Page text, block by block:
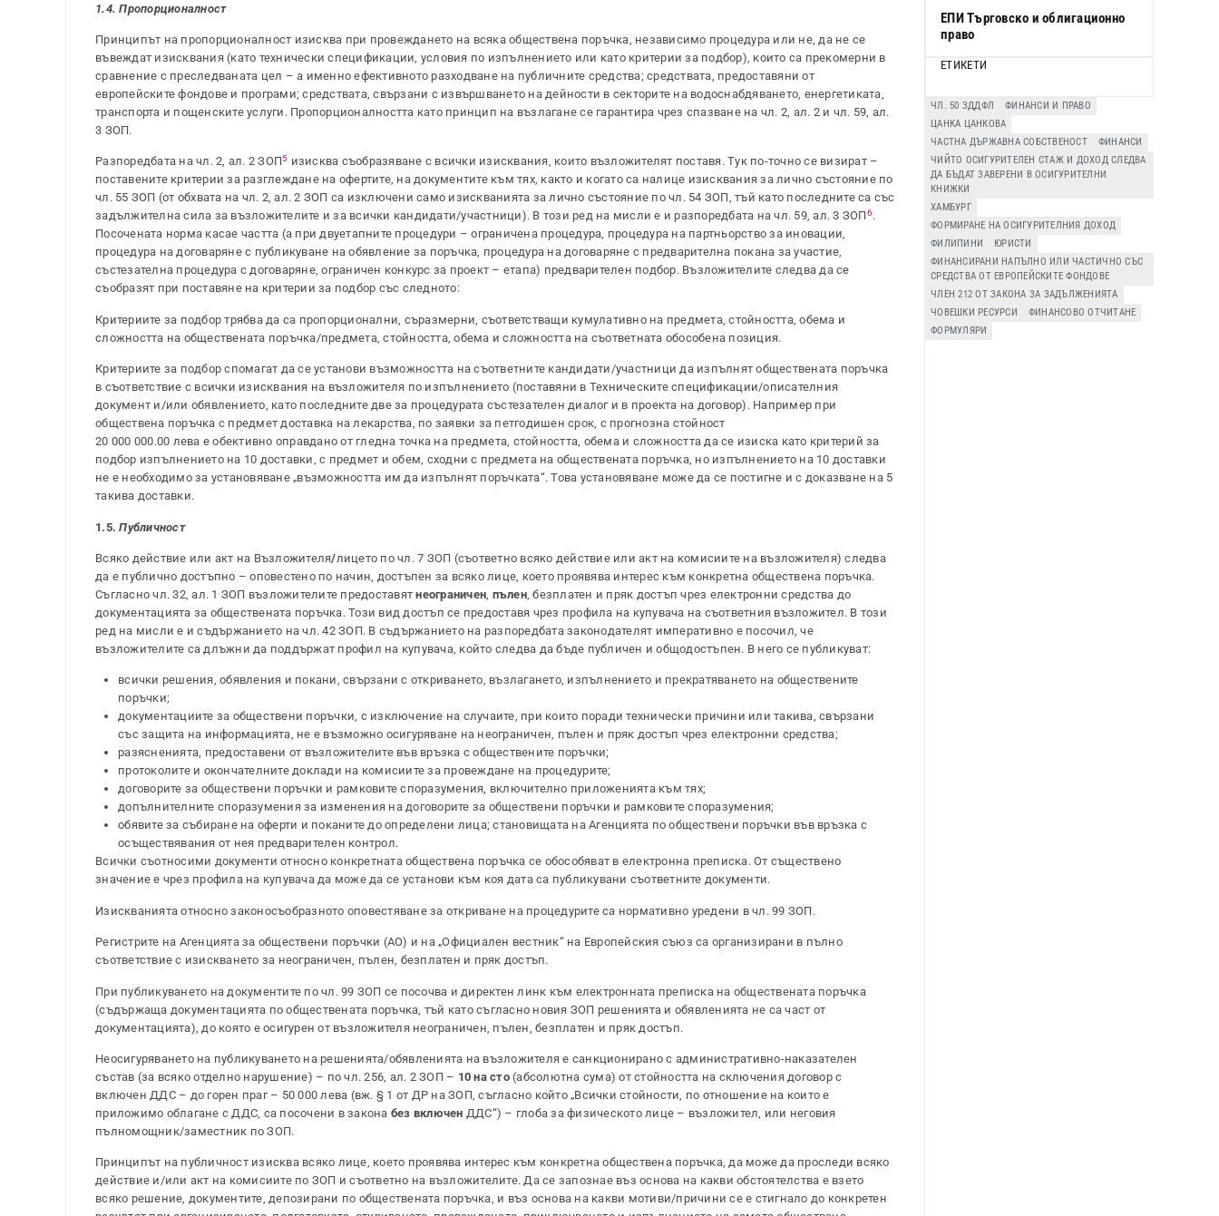
1.4. Пропорционалност
Принципът на пропорционалност изисква при провеждането на всяка обществена поръчка, независимо процедура или не, да не се
въвеждат изисквания (като технически спецификации, условия по изпълнението или като критерии за подбор), които са прекомерни в
сравнение с преследваната цел – а именно ефективното разходване на публичните средства; средствата, предоставяни от
европейските фондове и програми; средствата, свързани с извършването на дейности в секторите на водоснабдяването, енергетиката,
транспорта и пощенските услуги. Пропорционалността като принцип на възлагане се гарантира чрез спазване на чл. 2, ал. 2 и чл. 59, ал.
3 ЗОП.
Разпоредбата на чл. 2, ал. 2 ЗОП5 изисква съобразяване с всички изисквания, които възложителят поставя. Тук по-точно се визират –
поставените критерии за разглеждане на офертите, на документите към тях, както и когато са налице изисквания за лично състояние по
чл. 55 ЗОП (от обхвата на чл. 2, ал. 2 ЗОП са изключени само изискванията за лично състояние по чл. 54 ЗОП, тъй като последните са със
задължителна сила за възложителите и за всички кандидати/участници). В този ред на мисли е и разпоредбата на чл. 59, ал. 3 ЗОП6.
Посочената норма касае частта (а при двуетапните процедури – ограничена процедура, процедура на партньорство за иновации,
процедура на договаряне с публикуване на обявление за поръчка, процедура на договаряне с предварителна покана за участие,
състезателна процедура с договаряне, ограничен конкурс за проект – етапа) предварителен подбор. Възложителите следва да се
съобразят при поставяне на критерии за подбор със следното:
Критериите за подбор трябва да са пропорционални, съразмерни, съответстващи кумулативно на предмета, стойността, обема и
сложността на обществената поръчка/предмета, стойността, обема и сложността на съответната обособена позиция.
Критериите за подбор спомагат да се установи възможността на съответните кандидати/участници да изпълнят обществената поръчка
в съответствие с всички изисквания на възложителя по изпълнението (поставяни в Техническите спецификации/описателния
документ и/или обявлението, като последните две за процедурата състезателен диалог и в проекта на договор). Например при
обществена поръчка с предмет доставка на лекарства, по заявки за петгодишен срок, с прогнозна стойност
20 000 000.00 лева е обективно оправдано от гледна точка на предмета, стойността, обема и сложността да се изиска като критерий за
подбор изпълнението на 10 доставки, с предмет и обем, сходни с предмета на обществената поръчка, но изпълнението на 10 доставки
не е необходимо за установяване „възможността им да изпълнят поръчката“. Това установяване може да се постигне и с доказване на 5
такива доставки.
1.5.Публичност
Всяко действие или акт на Възложителя/лицето по чл. 7 ЗОП (съответно всяко действие или акт на комисиите на възложителя) следва
да е публично достъпно – оповестено по начин, достъпен за всяко лице, което проявява интерес към конкретна обществена поръчка.
Съгласно чл. 32, ал. 1 ЗОП възложителите предоставятнеограничен пълен, безплатен и пряк достъп чрез електронни средства до
документацията за обществената поръчка. Този вид достъп се предоставя чрез профила на купувача на съответния възложител. В този
ред на мисли е и съдържанието на чл. 42 ЗОП. В съдържанието на разпоредбата законодателят императивно е посочил, че
възложителите са длъжни да поддържат профил на купувача, който следва да бъде публичен и общодостъпен. В него се публикуват:
всички решения, обявления и покани, свързани с откриването, възлагането, изпълнението и прекратяването на обществените
поръчки;
документациите за обществени поръчки, с изключение на случаите, при които поради технически причини или такива, свързани
със защита на информацията, не е възможно осигуряване на неограничен, пълен и пряк достъп чрез електронни средства;
разясненията, предоставени от възложителите във връзка с обществените поръчки;
протоколите и окончателните доклади на комисиите за провеждане на процедурите;
договорите за обществени поръчки и рамковите споразумения, включително приложенията към тях;
допълнителните споразумения за изменения на договорите за обществени поръчки и рамковите споразумения;
обявите за събиране на оферти и поканите до определени лица; становищата на Агенцията по обществени поръчки във връзка с
осъществявания от нея предварителен контрол.
Всички съотносими документи относно конкретната обществена поръчка се обособяват в електронна преписка. От съществено
значение е чрез профила на купувача да може да се установи към коя дата са публикувани съответните документи.
Изискванията относно законосъобразното оповестяване за откриване на процедурите са нормативно уредени в чл. 99 ЗОП.
Регистрите на Агенцията за обществени поръчки (АО) и на „Официален вестник“ на Европейския съюз са организирани в пълно
съответствие с изискването за неограничен, пълен, безплатен и пряк достъп.
При публикуването на документите по чл. 99 ЗОП се посочва и директен линк към електронната преписка на обществената поръчка
(съдържаща документацията по обществената поръчка, тъй като съгласно новия ЗОП решенията и обявленията не са част от
документацията), до която е осигурен от възложителя неограничен, пълен, безплатен и пряк достъп.
Неосигуряването на публикуването на решенията/обявленията на възложителя е санкционирано с административно-наказателен
състав (за всяко отделно нарушение) – по чл. 256, ал. 2 ЗОП – 10 на сто(абсолютна сума) от стойността на сключения договор с
включен ДДС – до горен праг – 50 000 лева (вж. § 1 от ДР на ЗОП, съгласно който „Всички стойности, по отношение на които е
приложимо облагане с ДДС, са посочени в закона без включен ДДС“) – глоба за физическото лице – възложител, или неговия
пълномощник/заместник по ЗОП.
Принципът на публичност изисква всяко лице, което проявява интерес към конкретна обществена поръчка, да може да проследи всяко
действие и/или акт на комисиите по ЗОП и съответно на възложителите. Да се запознае въз основа на какви обстоятелства е взето
всяко решение, документите, депозирани по обществената поръчка, и въз основа на какви мотиви/причини се е стигнало до конкретен
ЕПИ Търговско и облигационно
право
ЕТИКЕТИ
ЧЛ. 50 ЗДДФЛ
ФИНАНСИ И ПРАВО
ЦАНКА ЦАНКОВА
ЧАСТНА ДЪРЖАВНА СОБСТВЕНОСТ
ФИНАНСИ
ЧИЙТО ОСИГУРИТЕЛЕН СТАЖ И ДОХОД СЛЕДВА
ДА БЪДАТ ЗАВЕРЕНИ В ОСИГУРИТЕЛНИ
КНИЖКИ
ХАМБУРГ
ФОРМИРАНЕ НА ОСИГУРИТЕЛНИЯ ДОХОД
ФИЛИПИНИ
ЮРИСТИ
ФИНАНСИРАНИ НАПЪЛНО ИЛИ ЧАСТИЧНО СЪС
СРЕДСТВА ОТ ЕВРОПЕЙСКИТЕ ФОНДОВЕ
ЧЛЕН 212 ОТ ЗАКОНА ЗА ЗАДЪЛЖЕНИЯТА
ЧОВЕШКИ РЕСУРСИ
ФИНАНСОВО ОТЧИТАНЕ
ФОРМУЛЯРИ